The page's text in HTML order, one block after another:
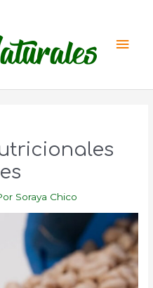
Soraya Chico